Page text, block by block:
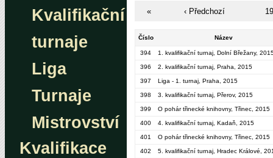
Kvalifikační
turnaje
Liga
Turnaje
Mistrovství
Kvalifikace
« ‹ Předchozí
Číslo Název
394 1. kvalifikační turnaj, Dolní Břežany,
396 2. kvalifikační turnaj, Praha, 2015
397 Liga - 1. turnaj, Praha, 2015
398 3. kvalifikační turnaj, Přerov, 2015
399 O pohár třinecké knihovny, Třinec, 2015
400 4. kvalifikační turnaj, Kadaň, 2015
401 O pohár třinecké knihovny, Třinec, 2015
402 5. kvalifikační turnaj, Hradec Králové,